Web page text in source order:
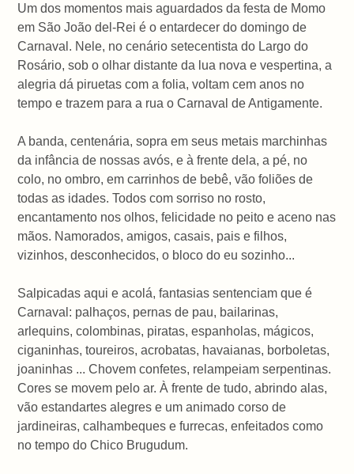
Um dos momentos mais aguardados da festa de Momo
em São João del-Rei é o entardecer do domingo de
Carnaval. Nele, no cenário setecentista do Largo do
Rosário, sob o olhar distante da lua nova e vespertina, a
alegria dá piruetas com a folia, voltam cem anos no
tempo e trazem para a rua o Carnaval de Antigamente.
A banda, centenária, sopra em seus metais marchinhas
da infância de nossas avós, e à frente dela, a pé, no
colo, no ombro, em carrinhos de bebê, vão foliões de
todas as idades. Todos com sorriso no rosto,
encantamento nos olhos, felicidade no peito e aceno nas
mãos. Namorados, amigos, casais, pais e filhos,
vizinhos, desconhecidos, o bloco do eu sozinho...
Salpicadas aqui e acolá, fantasias sentenciam que é
Carnaval: palhaços, pernas de pau, bailarinas,
arlequins, colombinas, piratas, espanholas, mágicos,
ciganinhas, toureiros, acrobatas, havaianas, borboletas,
joaninhas ... Chovem confetes, relampeiam serpentinas.
Cores se movem pelo ar. À frente de tudo, abrindo alas,
vão estandartes alegres e um animado corso de
jardineiras, calhambeques e furrecas, enfeitados como
no tempo do Chico Brugudum.